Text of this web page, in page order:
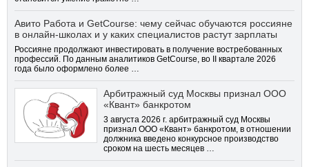
Авито Работа и GetCourse: чему сейчас обучаются россияне
в онлайн-школах и у каких специалистов растут зарплаты
Россияне продолжают инвестировать в получение востребованных
профессий. По данным аналитиков GetCourse, во II квартале 2026
года было оформлено более …
Арбитражный суд Москвы признал ООО
«Квант» банкротом
3 августа 2026 г. арбитражный суд Москвы
признал ООО «Квант» банкротом, в отношении
должника введено конкурсное производство
сроком на шесть месяцев …